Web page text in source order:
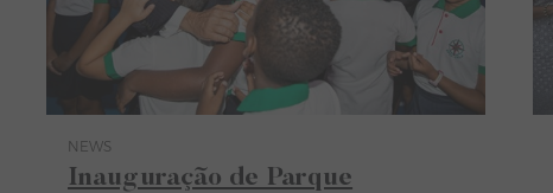
Category News
NEWS
Inauguração de Parque